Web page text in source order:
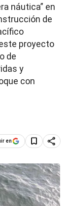
náutica” en
de
proyecto
de
y
con
en